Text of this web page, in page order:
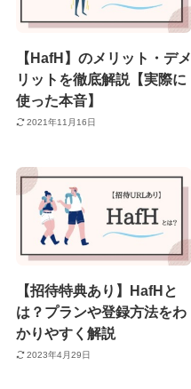
【HafH】のメリット・デメ
リットを徹底解説【実際に
使った本音】
2021年11月16日
【招待特典あり】HafHと
は？プランや登録方法をわ
かりやすく解説
2023年4月29日